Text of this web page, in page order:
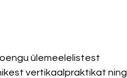
ülemeelelistest
vertikaalpraktikat ning